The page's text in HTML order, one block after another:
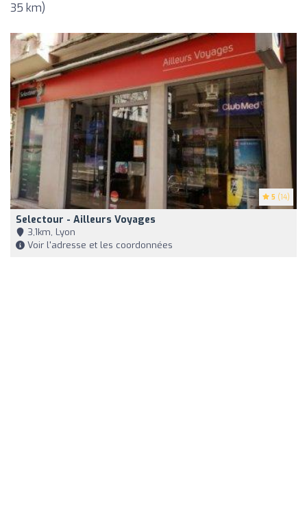
35 km)
5 (14)
Selectour - Ailleurs Voyages
3,1km, Lyon
Voir l'adresse et les coordonnées